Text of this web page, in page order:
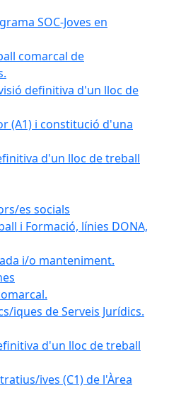
SOC-Joves en
comarcal de
definitiva d'un lloc de
(A1) i constitució d'una
d'un lloc de treball
es socials
i Formació, línies DONA,
i/o manteniment.
iques de Serveis Jurídics.
d'un lloc de treball
ives (C1) de l'Àrea